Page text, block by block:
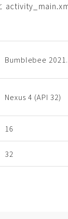
Bumblebee
Nexus 4 (API 32)
16
32